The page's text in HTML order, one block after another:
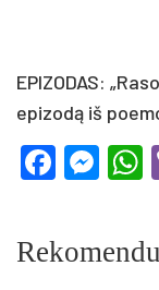
EPIZODAS:
epizodą iš